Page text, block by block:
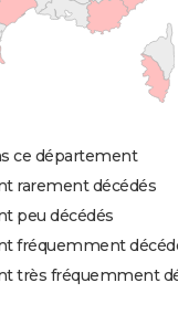
ce département
rarement décédés
peu décédés
fréquemment
très fréquemment